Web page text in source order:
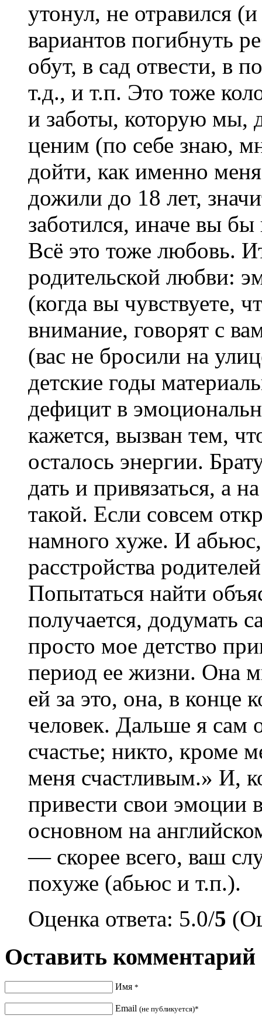
утонул, не отравился
вариантов погибнуть
обут, в сад отвести, в
т.д., и т.п. Это тоже
и заботы, которую мы,
ценим (по себе знаю,
дойти, как именно
дожили до 18 лет,
заботился, иначе вы
Всё это тоже любовь.
родительской любви:
(когда вы чувствуете,
внимание, говорят с
(вас не бросили на
детские годы
дефицит в
кажется, вызван тем,
осталось энергии.
дать и привязаться, а
такой. Если совсем
намного хуже. И
расстройства
Попытаться найти
получается, додумать
просто мое детство
период ее жизни. Она
ей за это, она, в конце
человек. Дальше я сам
счастье; никто, кроме
меня счастливым.» И,
привести свои эмоции
основном на
— скорее всего, ваш
похуже (абьюс и т.п.).
Оценка ответа: 5.0/5
Оставить комментарий
Имя *
Email (не публикуется)*